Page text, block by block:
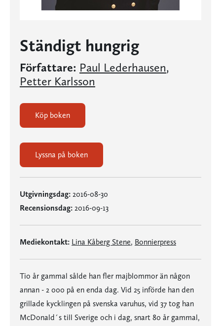
Ständigt hungrig
Författare: Paul Lederhausen,
Petter Karlsson
Köp boken
Lyssna på boken
Utgivningsdag: 2016-08-30
Recensionsdag: 2016-09-13
Mediekontakt: Lina Kåberg Stene, Bonnierpress
Tio år gammal sålde han fler majblommor än någon
annan - 2 000 på en enda dag. Vid 25 införde han den
grillade kycklingen på svenska varuhus, vid 37 tog han
McDonald´s till Sverige och i dag, snart 80 år gammal,